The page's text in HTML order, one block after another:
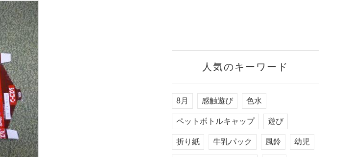
人気のキーワード
8月 感触遊び 色水
ペットボトルキャップ 遊び
折り紙 牛乳パック 風鈴 幼児